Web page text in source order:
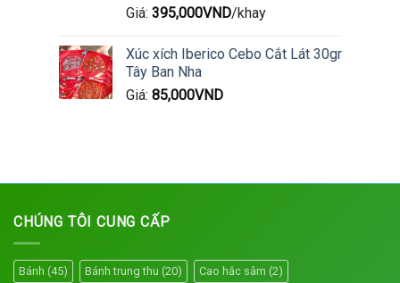
Giá: 395,000VND/khay
Xúc xích Iberico Cebo Cắt Lát 30gr
Tây Ban Nha
Giá: 85,000VND
CHÚNG TÔI CUNG CẤP
Bánh (45) Bánh trung thu (20) Cao hắc sâm (2)